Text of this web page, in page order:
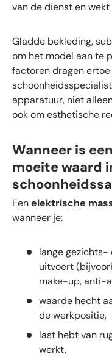
van de dienst en
Gladde bekleding,
om het model aan te
factoren dragen
apparatuur, niet
ook om esthetische
Wanneer is
moeite waard
Eenelektrische
wanneer je:
lange gezichts-
uitvoert
make-up, anti-
waarde hecht
de werkpositie,
last hebt van
werkt,